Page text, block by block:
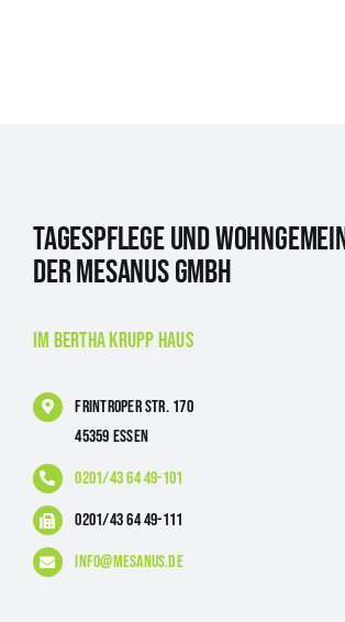
Tagespflege und
der Mesanus GmbH
im Bertha Krupp Haus
Frintroper Str. 170
45359 Essen
0201/43 64 49-101
0201/43 64 49-111
info@mesanus.de